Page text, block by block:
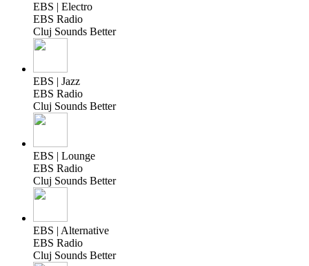
EBS | Electro
EBS Radio
Cluj Sounds Better
EBS | Jazz
EBS Radio
Cluj Sounds Better
EBS | Lounge
EBS Radio
Cluj Sounds Better
EBS | Alternative
EBS Radio
Cluj Sounds Better